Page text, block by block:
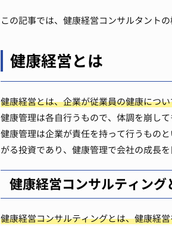
この記事では、健康経営コンサルタント
健康経営とは
健康経営とは、企業が従業員の健康につ
健康管理は各自行うもので、体調を崩し
健康管理は企業が責任を持って行うもの
がる投資であり、健康管理で会社の成長
健康経営コンサルティング
健康経営コンサルティングとは、健康経